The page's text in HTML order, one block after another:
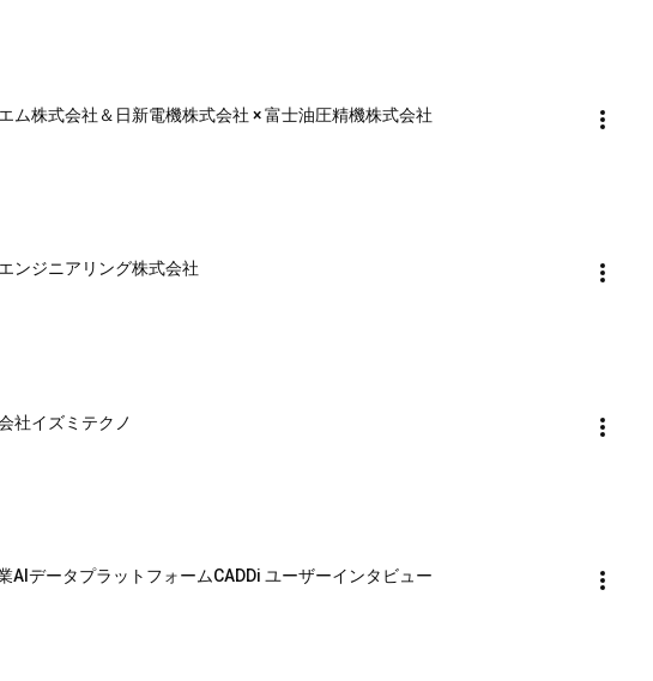
ム株式会社＆日新電機株式会社 × 富士油圧精機株式会社
ンジニアリング株式会社
社イズミテクノ
AIデータプラットフォームCADDi ユーザーインタビュー